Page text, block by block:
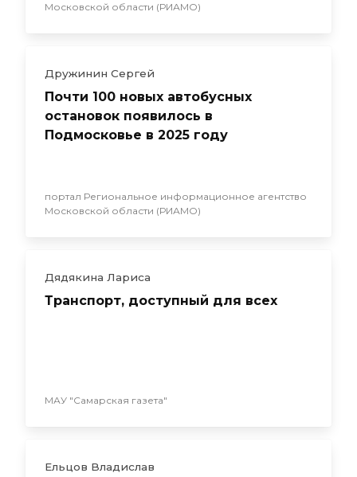
Московской области (РИАМО)
Дружинин Сергей
Почти 100 новых автобусных
остановок появилось в
Подмосковье в 2025 году
портал Региональное информационное агентство
Московской области (РИАМО)
Дядякина Лариса
Транспорт, доступный для всех
МАУ "Самарская газета"
Ельцов Владислав